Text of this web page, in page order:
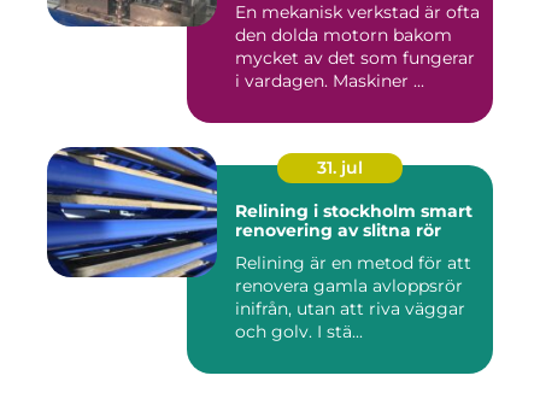
En mekanisk verkstad är ofta
den dolda motorn bakom
mycket av det som fungerar
i vardagen. Maskiner ...
31. jul
Relining i stockholm smart
renovering av slitna rör
Relining är en metod för att
renovera gamla avloppsrör
inifrån, utan att riva väggar
och golv. I stä...